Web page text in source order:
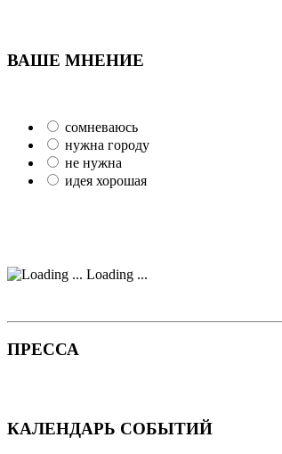
ВАШЕ МНЕНИЕ
сомневаюсь
нужна городу
не нужна
идея хорошая
Loading ...
ПРЕССА
КАЛЕНДАРЬ СОБЫТИЙ